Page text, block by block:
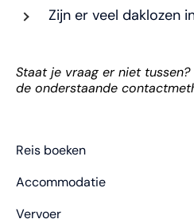
Zijn er veel daklozen
Staat je vraag er niet
de onderstaande
Reis boeken
Accommodatie
Vervoer